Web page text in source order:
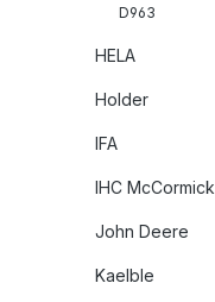
D963
HELA
Holder
IFA
IHC McCormick
John Deere
Kaelble